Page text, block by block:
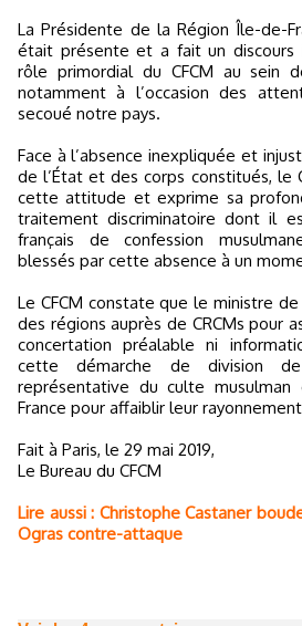
La Présidente de la Région Île-de-
était présente et a fait un discours
rôle primordial du CFCM au sein
notamment à l’occasion des
secoué notre pays.
Face à l’absence inexpliquée et
de l’État et des corps constitués, le
cette attitude et exprime sa
traitement discriminatoire dont il
français de confession
blessés par cette absence à un
Le CFCM constate que le ministre
des régions auprès de CRCMs pour
concertation préalable ni
cette démarche de division de
représentative du culte
France pour affaiblir leur
Fait à Paris, le 29 mai 2019,
Le Bureau du CFCM
Lire aussi : Christophe Castaner
Ogras contre-attaque